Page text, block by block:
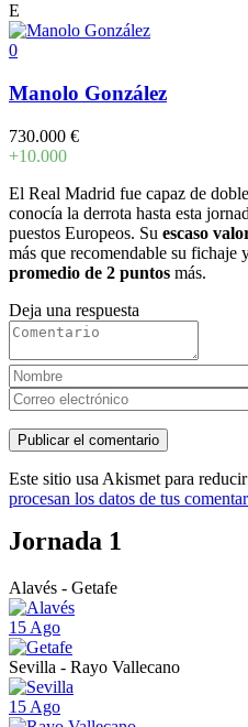
E
0
Manolo González
730.000 €
+10.000
El Real Madrid fue capaz de
conocía la derrota hasta esta
puestos Europeos. Su escaso
más que recomendable su fichaje
promedio de 2 puntos más.
Deja una respuesta
Este sitio usa Akismet para
procesan los datos de tus
Jornada 1
Alavés - Getafe
15 Ago
Sevilla - Rayo Vallecano
15 Ago